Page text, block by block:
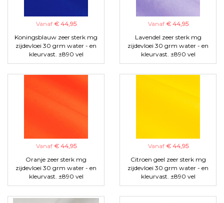
Vanaf € 44,95
Koningsblauw zeer sterk mg
zijdevloei 30 grm water - en
kleurvast. ±890 vel
Vanaf € 44,95
Lavendel zeer sterk mg
zijdevloei 30 grm water - en
kleurvast. ±890 vel
Vanaf € 44,95
Oranje zeer sterk mg
zijdevloei 30 grm water - en
kleurvast. ±890 vel
Vanaf € 44,95
Citroen geel zeer sterk mg
zijdevloei 30 grm water - en
kleurvast. ±890 vel